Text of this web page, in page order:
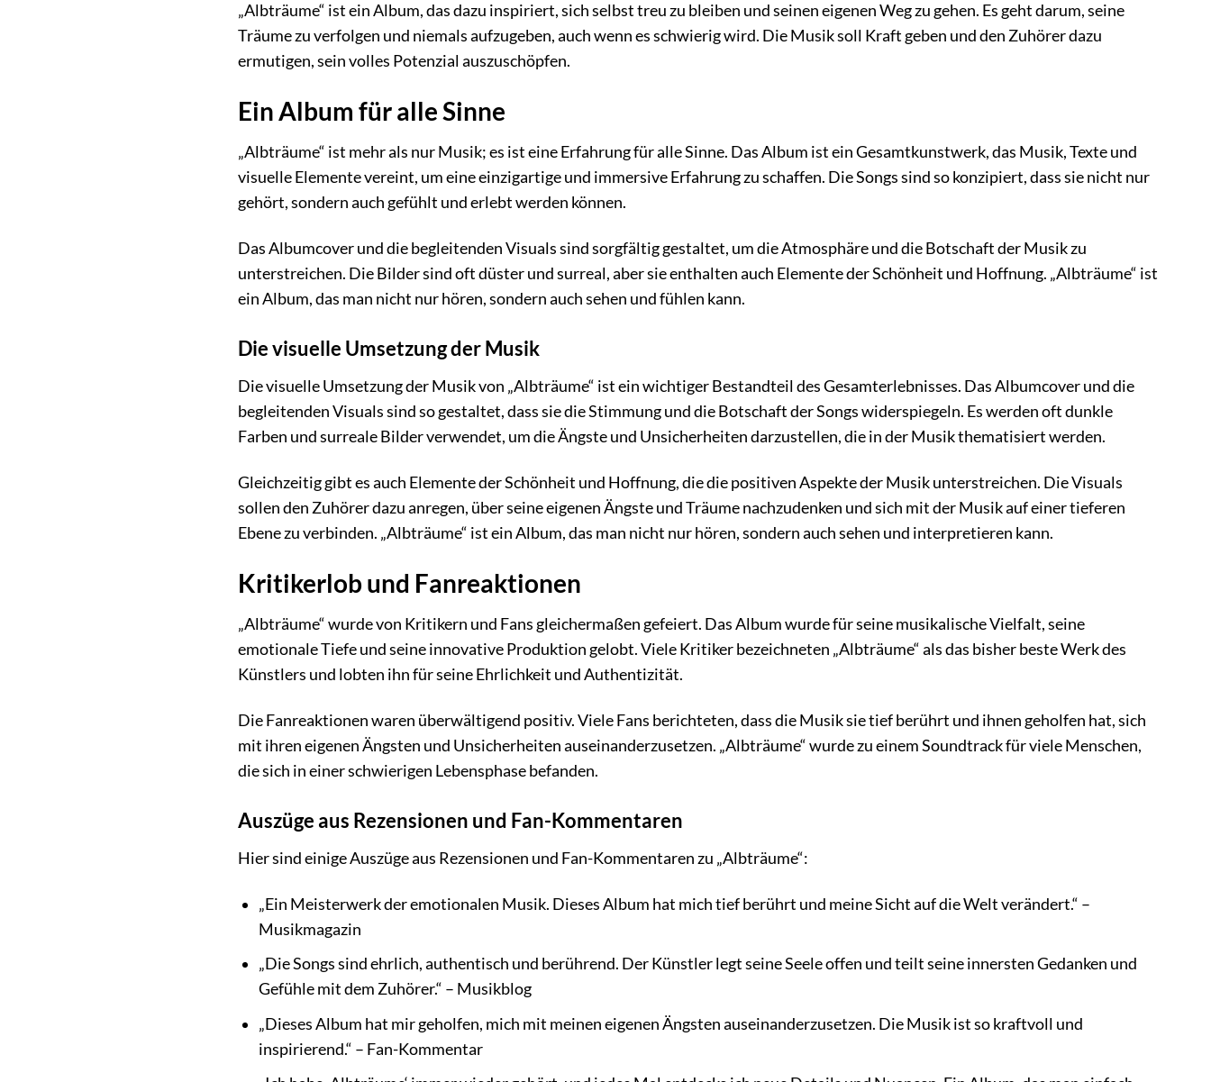
„Albträume“ ist ein Album, das dazu inspiriert, sich selbst treu zu bleiben und seinen eigenen Weg zu gehen. Es geht darum, seine
Träume zu verfolgen und niemals aufzugeben, auch wenn es schwierig wird. Die Musik soll Kraft geben und den Zuhörer dazu
ermutigen, sein volles Potenzial auszuschöpfen.
Ein Album für alle Sinne
„Albträume“ ist mehr als nur Musik; es ist eine Erfahrung für alle Sinne. Das Album ist ein Gesamtkunstwerk, das Musik, Texte und
visuelle Elemente vereint, um eine einzigartige und immersive Erfahrung zu schaffen. Die Songs sind so konzipiert, dass sie nicht nur
gehört, sondern auch gefühlt und erlebt werden können.
Das Albumcover und die begleitenden Visuals sind sorgfältig gestaltet, um die Atmosphäre und die Botschaft der Musik zu
unterstreichen. Die Bilder sind oft düster und surreal, aber sie enthalten auch Elemente der Schönheit und Hoffnung. „Albträume“ ist
ein Album, das man nicht nur hören, sondern auch sehen und fühlen kann.
Die visuelle Umsetzung der Musik
Die visuelle Umsetzung der Musik von „Albträume“ ist ein wichtiger Bestandteil des Gesamterlebnisses. Das Albumcover und die
begleitenden Visuals sind so gestaltet, dass sie die Stimmung und die Botschaft der Songs widerspiegeln. Es werden oft dunkle
Farben und surreale Bilder verwendet, um die Ängste und Unsicherheiten darzustellen, die in der Musik thematisiert werden.
Gleichzeitig gibt es auch Elemente der Schönheit und Hoffnung, die die positiven Aspekte der Musik unterstreichen. Die Visuals
sollen den Zuhörer dazu anregen, über seine eigenen Ängste und Träume nachzudenken und sich mit der Musik auf einer tieferen
Ebene zu verbinden. „Albträume“ ist ein Album, das man nicht nur hören, sondern auch sehen und interpretieren kann.
Kritikerlob und Fanreaktionen
„Albträume“ wurde von Kritikern und Fans gleichermaßen gefeiert. Das Album wurde für seine musikalische Vielfalt, seine
emotionale Tiefe und seine innovative Produktion gelobt. Viele Kritiker bezeichneten „Albträume“ als das bisher beste Werk des
Künstlers und lobten ihn für seine Ehrlichkeit und Authentizität.
Die Fanreaktionen waren überwältigend positiv. Viele Fans berichteten, dass die Musik sie tief berührt und ihnen geholfen hat, sich
mit ihren eigenen Ängsten und Unsicherheiten auseinanderzusetzen. „Albträume“ wurde zu einem Soundtrack für viele Menschen,
die sich in einer schwierigen Lebensphase befanden.
Auszüge aus Rezensionen und Fan-Kommentaren
Hier sind einige Auszüge aus Rezensionen und Fan-Kommentaren zu „Albträume“:
„Ein Meisterwerk der emotionalen Musik. Dieses Album hat mich tief berührt und meine Sicht auf die Welt verändert.“ –
Musikmagazin
„Die Songs sind ehrlich, authentisch und berührend. Der Künstler legt seine Seele offen und teilt seine innersten Gedanken und
Gefühle mit dem Zuhörer.“ – Musikblog
„Dieses Album hat mir geholfen, mich mit meinen eigenen Ängsten auseinanderzusetzen. Die Musik ist so kraftvoll und
inspirierend.“ – Fan-Kommentar